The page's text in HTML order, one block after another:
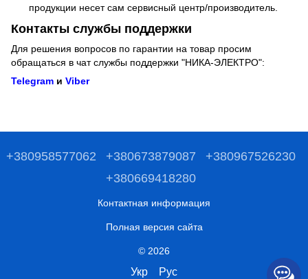
продукции несет сам сервисный центр/производитель.
Контакты службы поддержки
Для решения вопросов по гарантии на товар просим
обращаться в чат службы поддержки "НИКА-ЭЛЕКТРО":
Telegram и Viber
+380958577062 +380673879087
+380967526230
+380669418280
Контактная информация
Полная версия сайта
© 2026
Укр Рус